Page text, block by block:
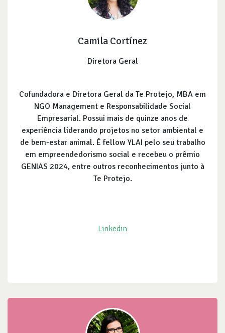
Camila Cortínez
Diretora Geral
Cofundadora e Diretora Geral da Te Protejo, MBA em
NGO Management e Responsabilidade Social
Empresarial. Possui mais de quinze anos de
experiência liderando projetos no setor ambiental e
de bem-estar animal. É fellow YLAI pelo seu trabalho
em empreendedorismo social e recebeu o prêmio
GENIAS 2024, entre outros reconhecimentos junto à
Te Protejo.
Linkedin